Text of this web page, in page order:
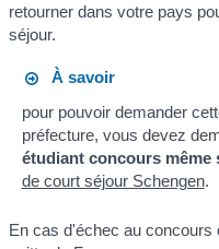
retourner dans votre pays
séjour.
À savoir
pour pouvoir demander
préfecture, vous devez
étudiant concours même
de court séjour Schengen.
En cas d'échec au concours